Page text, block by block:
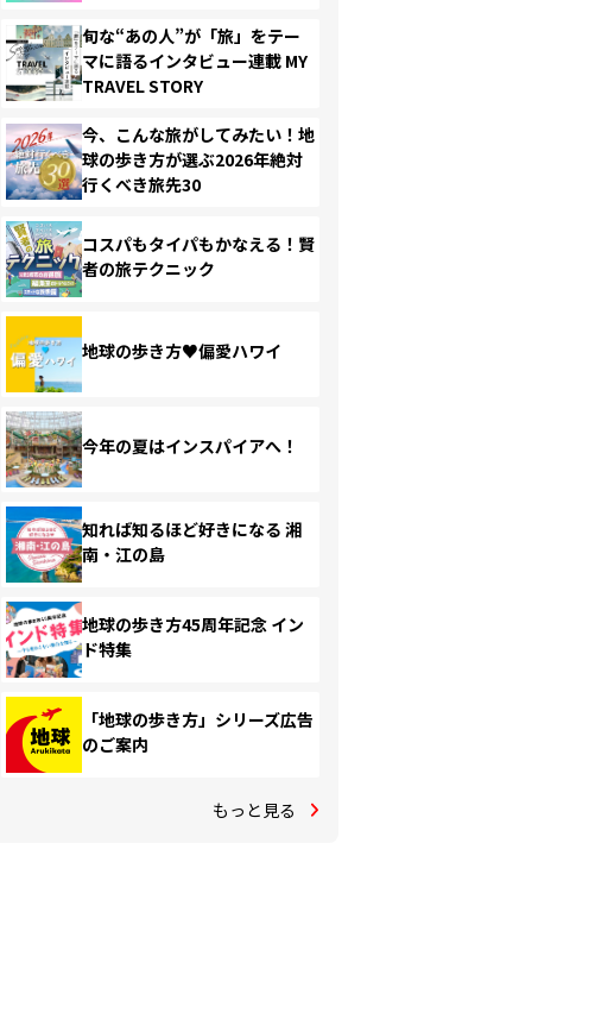
旬な“あの人”が「旅」をテー
マに語るインタビュー連載 MY
TRAVEL STORY
今、こんな旅がしてみたい！地
球の歩き方が選ぶ2026年絶対
行くべき旅先30
コスパもタイパもかなえる！賢
者の旅テクニック
地球の歩き方♥偏愛ハワイ
今年の夏はインスパイアへ！
知れば知るほど好きになる 湘
南・江の島
地球の歩き方45周年記念 イン
ド特集
「地球の歩き方」シリーズ広告
のご案内
もっと見る